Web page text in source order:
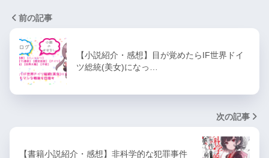
前の記事
【小説紹介・感想】目が覚めたらIF世界ドイ
ツ総統(美女)になっ…
次の記事
【書籍小説紹介・感想】非科学的な犯罪事件